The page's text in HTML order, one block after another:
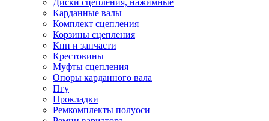
Диски сцепления, нажимные
Карданные валы
Комплект сцепления
Корзины сцепления
Кпп и запчасти
Крестовины
Муфты сцепления
Опоры карданного вала
Пгу
Прокладки
Ремкомплекты полуоси